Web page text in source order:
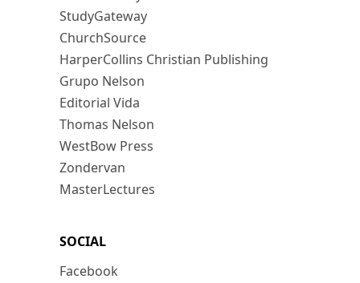
StudyGateway
ChurchSource
HarperCollins Christian Publishing
Grupo Nelson
Editorial Vida
Thomas Nelson
WestBow Press
Zondervan
MasterLectures
SOCIAL
Facebook